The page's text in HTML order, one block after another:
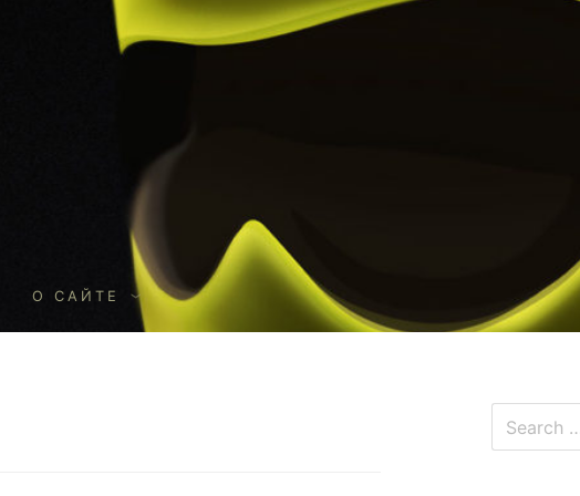
О САЙТЕ
Search
for: